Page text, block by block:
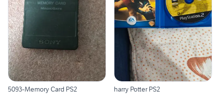
5093-Memory Card PS2
harry Potter PS2